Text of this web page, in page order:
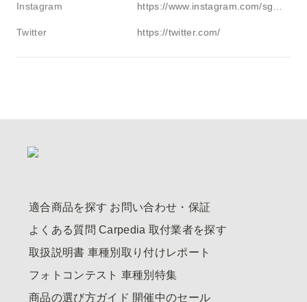
Instagram
Twitter https://twitter.com/
適合商品を探す お問い合わせ・保証
よくある質問 Carpedia 取付業者を探す
取扱説明書 車種別取り付けレポート
フォトコンテスト 車種別特集
商品の選び方ガイド 開催中のセール